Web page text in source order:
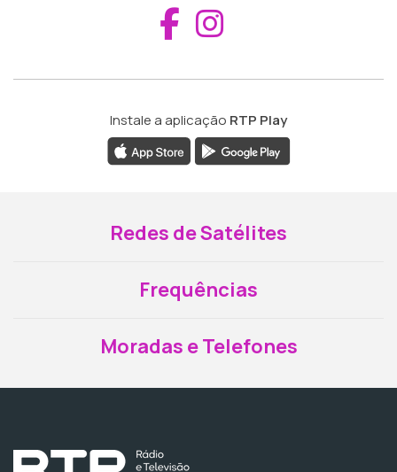
Aceder ao
Instale a aplicação RTP Play
Redes de Satélites
Frequências
Moradas e Telefones